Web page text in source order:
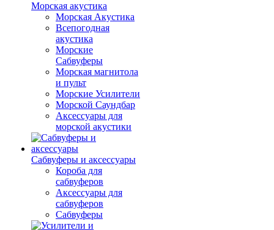
Морская акустика
Морская Акустика
Всепогодная
акустика
Морские
Сабвуферы
Морская магнитола
и пульт
Морские Усилители
Морской Cаундбар
Аксессуары для
морской акустики
Сабвуферы и аксессуары
Короба для
сабвуферов
Аксессуары для
сабвуферов
Сабвуферы